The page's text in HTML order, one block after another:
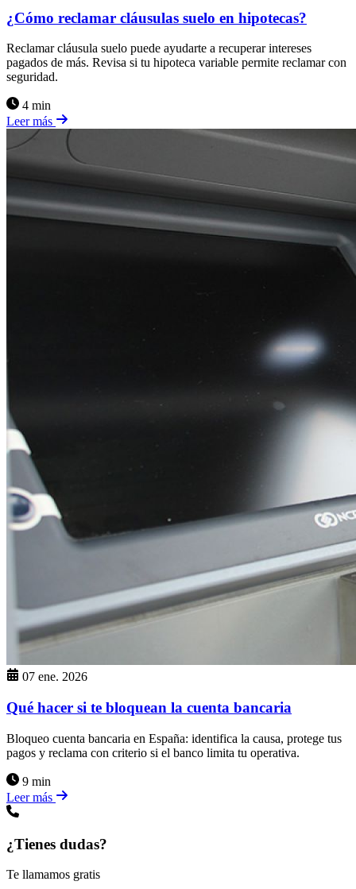
¿Cómo reclamar cláusulas suelo en hipotecas?
Reclamar cláusula suelo puede ayudarte a recuperar intereses
pagados de más. Revisa si tu hipoteca variable permite reclamar con
seguridad.
4 min
Leer más
07 ene. 2026
Qué hacer si te bloquean la cuenta bancaria
Bloqueo cuenta bancaria en España: identifica la causa, protege tus
pagos y reclama con criterio si el banco limita tu operativa.
9 min
Leer más
¿Tienes dudas?
Te llamamos gratis